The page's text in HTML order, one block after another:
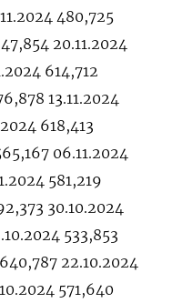
480,725
20.11.2024
614,712
13.11.2024
618,413
06.11.2024
581,219
30.10.2024
533,853
22.10.2024
571,640